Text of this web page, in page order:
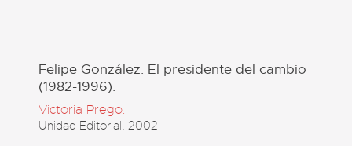
Felipe González. El presidente del cambio
(1982-1996).
Victoria Prego.
Unidad Editorial, 2002.